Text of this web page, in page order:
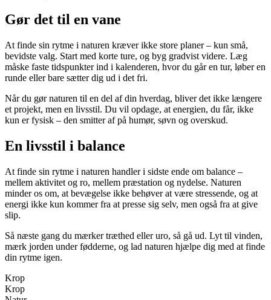
Gør det til en vane
At finde sin rytme i naturen kræver ikke store planer – kun små,
bevidste valg. Start med korte ture, og byg gradvist videre. Læg
måske faste tidspunkter ind i kalenderen, hvor du går en tur, løber en
runde eller bare sætter dig ud i det fri.
Når du gør naturen til en del af din hverdag, bliver det ikke længere
et projekt, men en livsstil. Du vil opdage, at energien, du får, ikke
kun er fysisk – den smitter af på humør, søvn og overskud.
En livsstil i balance
At finde sin rytme i naturen handler i sidste ende om balance –
mellem aktivitet og ro, mellem præstation og nydelse. Naturen
minder os om, at bevægelse ikke behøver at være stressende, og at
energi ikke kun kommer fra at presse sig selv, men også fra at give
slip.
Så næste gang du mærker træthed eller uro, så gå ud. Lyt til vinden,
mærk jorden under fødderne, og lad naturen hjælpe dig med at finde
din rytme igen.
Krop
Krop